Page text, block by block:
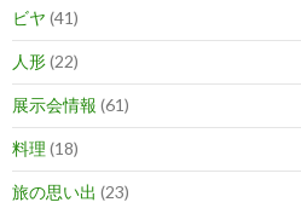
ビヤ (41)
人形(22)
展示会情報 (61)
料理 (18)
旅の思い出 (23)